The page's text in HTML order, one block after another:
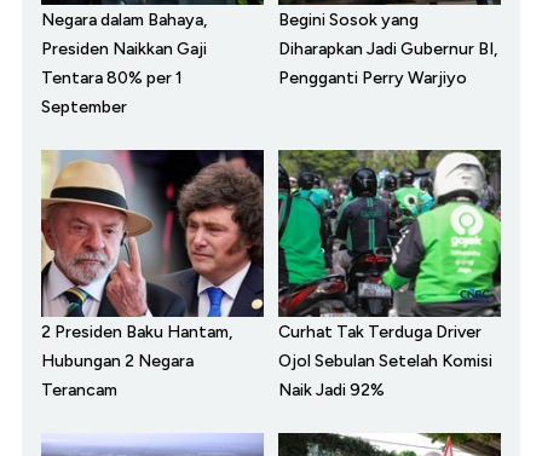
Negara dalam Bahaya,
Presiden Naikkan Gaji
Tentara 80% per 1
September
Begini Sosok yang
Diharapkan Jadi Gubernur BI,
Pengganti Perry Warjiyo
2 Presiden Baku Hantam,
Hubungan 2 Negara
Terancam
Curhat Tak Terduga Driver
Ojol Sebulan Setelah Komisi
Naik Jadi 92%